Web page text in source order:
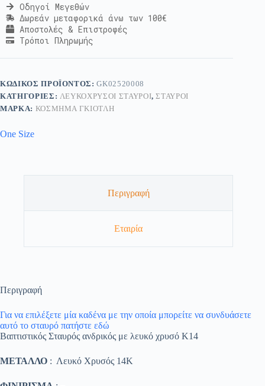
Οδηγοί Μεγεθών
Δωρεάν μεταφορικά άνω των 100€
Αποστολές & Επιστροφές
Τρόποι Πληρωμής
ΚΩΔΙΚΌΣ ΠΡΟΪΌΝΤΟΣ:GK02520008
ΚΑΤΗΓΟΡΊΕΣ: ΛΕΥΚΌΧΡΥΣΟΙ ΣΤΑΥΡΟΊ,ΣΤΑΥΡΟΊ
ΜΆΡΚΑ: ΚΟΣΜΗΜΑ ΓΚΙΟΤΛΗ
One Size
Περιγραφή
Εταιρία
Περιγραφή
Για να επιλέξετε μία καδένα με την οποία μπορείτε να συνδυάσετε
αυτό το σταυρό πατήστε εδώ
Βαπτιστικός Σταυρός ανδρικός με λευκό χρυσό K14
ΜΕΤΑΛΛΟ : Λευκό Χρυσός 14K